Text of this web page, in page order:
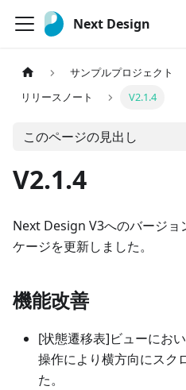
Next Design
サンプルプロジェクト
リリースノート
V2.1.4
このページの見出し
V2.1.4
Next Design V3へのバージョ
ケージを更新しました。
機能改善
[状態遷移表]ビューにお
操作により横方向にスク
た。